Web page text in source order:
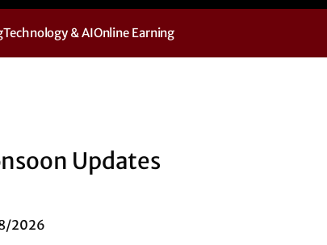
Technology & AIOnline Earning
Updates
2026